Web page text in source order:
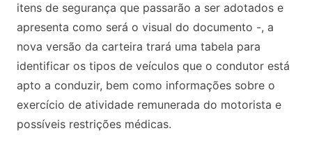
itens de segurança que passarão a ser adotados e
apresenta como será o visual do documento -, a
nova versão da carteira trará uma tabela para
identificar os tipos de veículos que o condutor está
apto a conduzir, bem como informações sobre o
exercício de atividade remunerada do motorista e
possíveis restrições médicas.